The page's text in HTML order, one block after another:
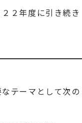
２年度に引き続
テーマとして次